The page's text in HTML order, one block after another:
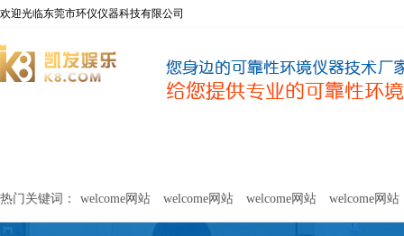
欢迎光临东莞市环仪仪器科技有限公司
关于环仪 联系环仪
热门关键词： welcome网站 welcome网站 welcome网站 welcome网站